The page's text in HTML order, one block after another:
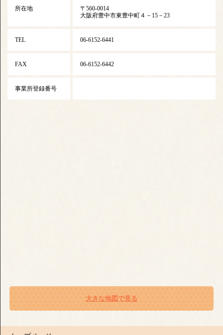
所在地
〒560-0014
大阪府豊中市東豊中町４－15－23
TEL 06-6152-6441
FAX 06-6152-6442
事業所登録番号
大きな地図で見る